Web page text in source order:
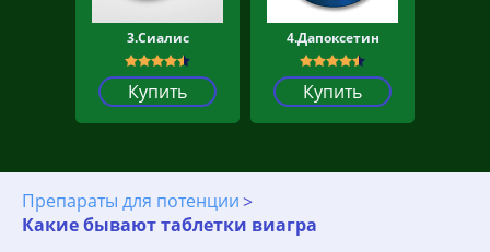
3.Сиалис
Купить
4.Дапоксетин
Купить
Препараты для потенции
Какие бывают таблетки виагра